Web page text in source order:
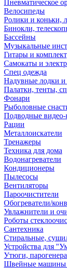
Пневматическое
Велосипеды
Ролики и коньки,
Бинокли,
Бассейны
Музыкальные
Гитары и
Самокаты и
Спец одежда
Надувные лодки и
Палатки, тенты,
Фонари
Рыболовные
Подводные
Рации
Металлоискатели
Тренажеры
Техника для дома
Водонагреватели
Кондиционеры
Пылесосы
Вентиляторы
Пароочистители
Обогреватели/
Увлажнители и
Роботы
Сантехника
Стиральные,
Устройства для
Утюги,
Швейные машины